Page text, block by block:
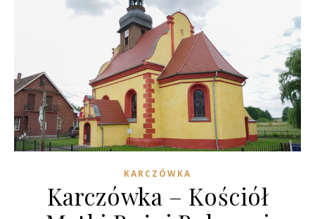
KARCZÓWKA
Karczówka – Kościół